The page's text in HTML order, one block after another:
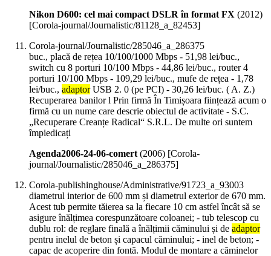
Nikon D600: cel mai compact DSLR în format FX (2012)
[Corola-journal/Journalistic/81128_a_82453]
Corola-journal/Journalistic/285046_a_286375
buc., placă de rețea 10/100/1000 Mbps - 51,98 lei/buc.,
switch cu 8 porturi 10/100 Mbps - 44,86 lei/buc., router 4
porturi 10/100 Mbps - 109,29 lei/buc., mufe de rețea - 1,78
lei/buc., adaptorUSB 2. 0 (pe PCI) - 30,26 lei/buc. ( A. Z.)
Recuperarea banilor l Prin firmă În Timișoara ființează acum o
firmă cu un nume care descrie obiectul de activitate - S.C.
„Recuperare Creanțe Radical“ S.R.L. De multe ori suntem
împiedicați
Agenda2006-24-06-comert(2006) [Corola-
journal/Journalistic/285046_a_286375]
Corola-publishinghouse/Administrative/91723_a_93003
diametrul interior de 600 mm și diametrul exterior de 670 mm.
Acest tub permite tăierea sa la fiecare 10 cm astfel încât să se
asigure înălțimea corespunzătoare coloanei; - tub telescop cu
dublu rol: de reglare finală a înălțimii căminului și de adaptor
pentru inelul de beton și capacul căminului; - inel de beton; -
capac de acoperire din fontă. Modul de montare a căminelor